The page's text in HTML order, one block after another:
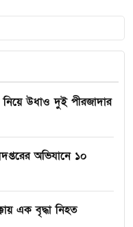
নিয়ে উধাও দুই পীরজাদার
অভিযানে ১০
এক বৃদ্ধা নিহত